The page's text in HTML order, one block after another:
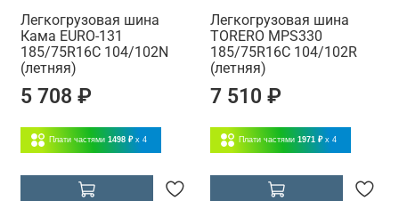
Легкогрузовая шина
Кама EURO-131
185/75R16C 104/102N
(летняя)
5 708 ₽
Плати частями 1498 ₽ x 4
Легкогрузовая шина
TORERO MPS330
185/75R16C 104/102R
(летняя)
7 510 ₽
Плати частями 1971 ₽ x 4